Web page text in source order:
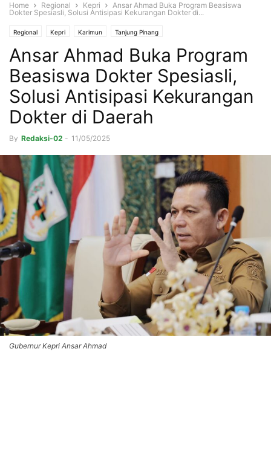
Home Regional Kepri
Ansar Ahmad Buka Program Beasiswa
Dokter Spesiasli, Solusi Antisipasi Kekurangan Dokter di...
Regional Kepri Karimun Tanjung Pinang
Ansar Ahmad Buka Program
Beasiswa Dokter Spesiasli,
Solusi Antisipasi Kekurangan
Dokter di Daerah
By Redaksi-02 - 11/05/2025
Gubernur Kepri Ansar Ahmad